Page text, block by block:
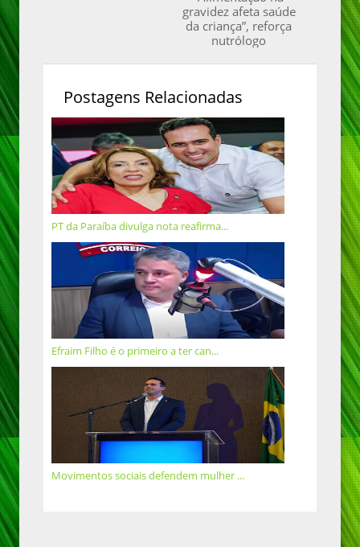
gravidez afeta saúde
da criança”, reforça
nutrólogo
Postagens Relacionadas
PT da Paraíba divulga nota reafirma...
Efraim Filho é o primeiro a ter can...
Movimentos sociais defendem mulher ...